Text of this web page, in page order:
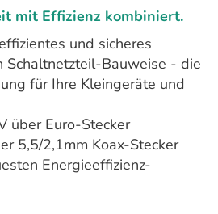
mit Effizienz kombiniert.
und sicheres
Schaltnetzteil-Bauweise - die
für Ihre Kleingeräte und
über Euro-Stecker
5,5/2,1mm Koax-Stecker
Energieeffizienz-